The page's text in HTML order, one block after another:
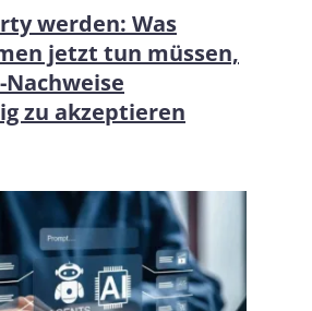
werden: Was
jetzt tun müssen,
zu akzeptieren